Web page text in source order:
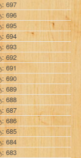
697
696
695
694
693
692
691
690
689
688
687
686
685
684
683